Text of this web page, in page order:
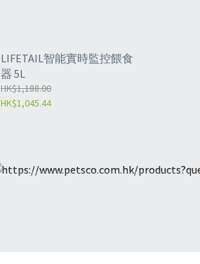
LIFETAIL智能實時監控餵食
器 5L
HK$1,188.00
HK$1,045.44